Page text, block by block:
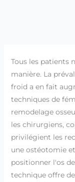
Tous les patients
manière. La
froid a en fait
techniques de
remodelage
les chirurgiens,
privilégient les
une ostéotomie
positionner l'os
technique offre